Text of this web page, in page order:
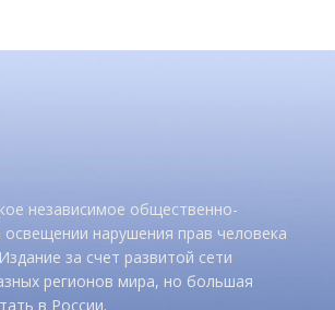
независимое общественно-
нарушения прав человека
за счет развитой сети
регионов мира, но большая
в России.